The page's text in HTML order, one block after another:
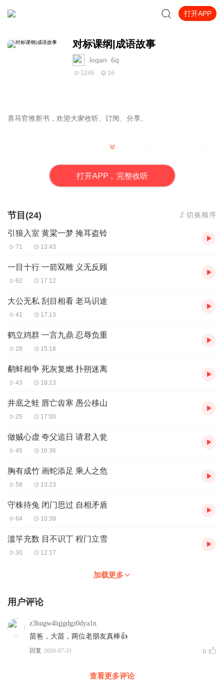
打开APP
对标课纲|成语故事
logan_6q
1246 16
喜马官推新书，欢迎大家收听、订阅、分享。
内容介绍：奉献给一、二年级小同学的成语故事专辑。取材于全国
主播介绍：王苗苗，北京暖男，一位带着天使心的儿科医生。在家
人，尤其是宝贝女儿的鼓励下，为大家免费读书，分享故事。欢迎
关注！
打开APP，完整收听
节目(24) 切换顺序
引狼入室 黄粱一梦 掩耳盗铃
71 13:43
一目十行 一箭双雕 义无反顾
62 17:12
大公无私 刮目相看 老马识途
41 17:13
鹤立鸡群 一言九鼎 忍辱负重
28 15:18
鹬蚌相争 死灰复燃 扑朔迷离
43 18:13
井底之蛙 唇亡齿寒 愚公移山
25 17:00
做贼心虚 夸父追日 请君入瓮
45 16:36
胸有成竹 画蛇添足 乘人之危
58 13:23
守株待兔 闭门思过 自相矛盾
64 10:39
滥竽充数 目不识丁 程门立雪
30 12:17
加载更多
用户评论
z3hugw4lqjgdgz0dya1n
苗爸，大苗，两位老朋友真棒👍
回复 2020-07-21 0
查看更多评论